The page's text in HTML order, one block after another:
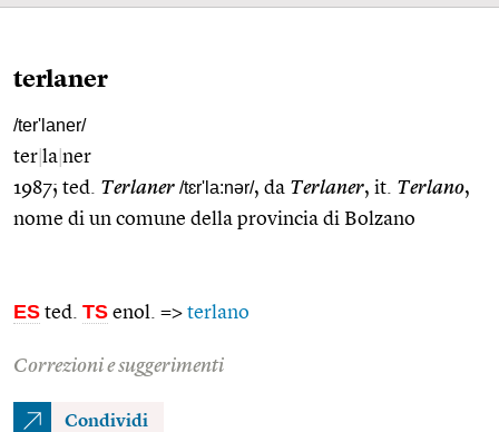
terlaner
/ter'laner/
ter la ner
1987; ted. Terlaner /tɛr'la:nər/, da Terlaner, it. Terlano,
nome di un comune della provincia di Bolzano
ES ted. TS enol. => terlano
Correzioni e suggerimenti
Condividi